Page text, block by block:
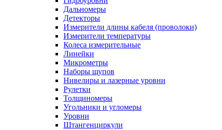
Дальномеры
Детекторы
Измерители длины кабеля (проволоки)
Измерители температуры
Колеса измерительные
Линейки
Микрометры
Наборы щупов
Нивелиры и лазерные уровни
Рулетки
Толщиномеры
Угольники и угломеры
Уровни
Штангенциркули